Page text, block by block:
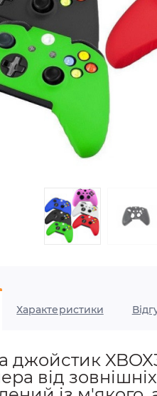
Характеристики
джойстик
від